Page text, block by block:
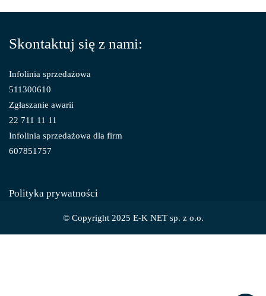
Skontaktuj się z nami:
Infolinia sprzedażowa
511300610
Zgłaszanie awarii
22 711 11 11
Infolinia sprzedażowa dla firm
607851757
Polityka prywatności
© Copyright 2025 E-K NET sp. z o.o.